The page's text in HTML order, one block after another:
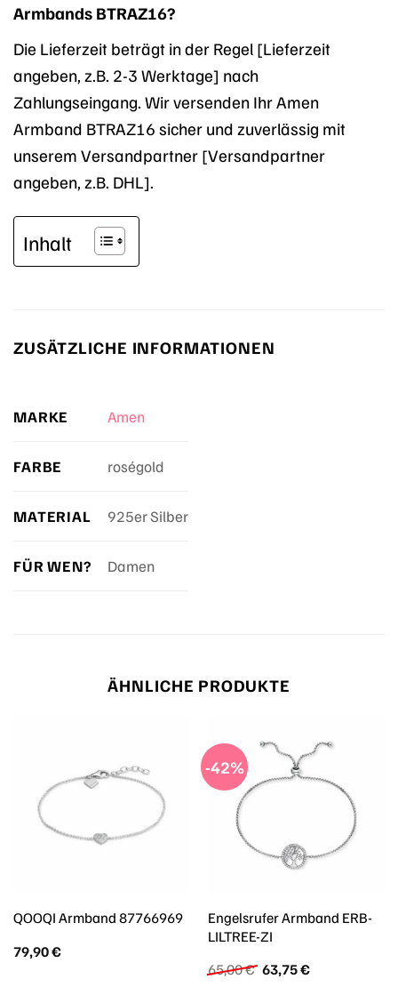
Armbands BTRAZ16?
Die Lieferzeit beträgt in der Regel [Lieferzeit
angeben, z.B. 2-3 Werktage] nach
Zahlungseingang. Wir versenden Ihr Amen
Armband BTRAZ16 sicher und zuverlässig mit
unserem Versandpartner [Versandpartner
angeben, z.B. DHL].
Inhalt
ZUSÄTZLICHE INFORMATIONEN
MARKE Amen
FARBE roségold
MATERIAL 925er Silber
FÜR WEN? Damen
ÄHNLICHE PRODUKTE
QOOQI Armband 87766969
79,90€
-42%
Engelsrufer Armband ERB-
LILTREE-ZI
65,00€ Ursprünglicher
Preis
63,75€Aktueller